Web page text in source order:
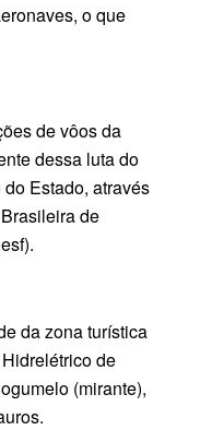
o que
de vôos da
dessa luta do
Estado, através
de
da zona turística
de
(mirante),